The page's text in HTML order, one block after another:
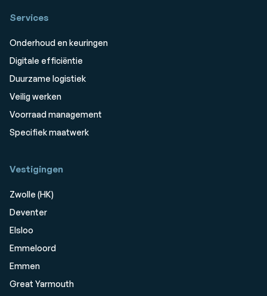
Services
Onderhoud en keuringen
Digitale efficiëntie
Duurzame logistiek
Veilig werken
Voorraad management
Specifiek maatwerk
Vestigingen
Zwolle (HK)
Deventer
Elsloo
Emmeloord
Emmen
Great Yarmouth